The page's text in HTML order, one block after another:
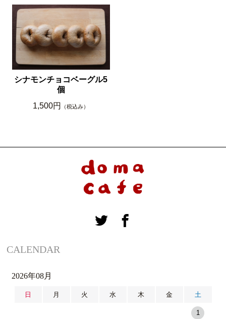
シナモンチョコベーグル5
個
1,500円
（税込み）
CALENDAR
2026年08月
日 月 火 水 木 金 土
1